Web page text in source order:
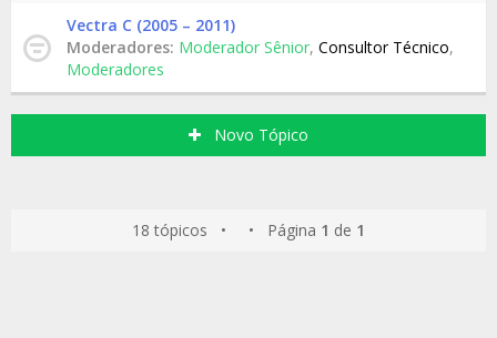
Vectra C (2005 – 2011)
Moderadores: Moderador Sênior, Consultor Técnico,
Moderadores
Novo Tópico
18 tópicos • • Página 1 de 1